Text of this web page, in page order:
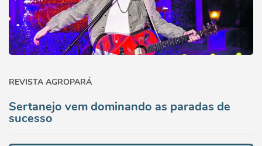
REVISTA AGROPARÁ
Sertanejo vem dominando as paradas de
sucesso